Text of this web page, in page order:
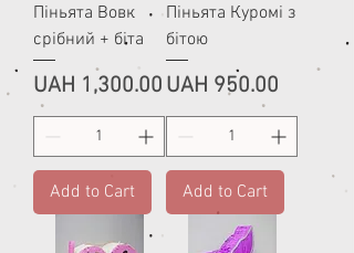
Піньята Вовк
срібний + біта
Price
UAH 1,300.00
Add to Cart
Піньята Куромі з
бітою
Price
UAH 950.00
Add to Cart